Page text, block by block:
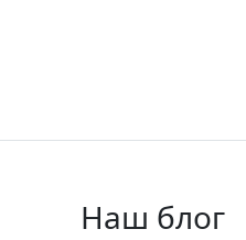
Наш блог